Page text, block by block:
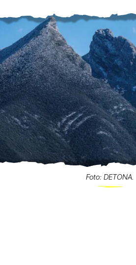
Foto: DETONA.